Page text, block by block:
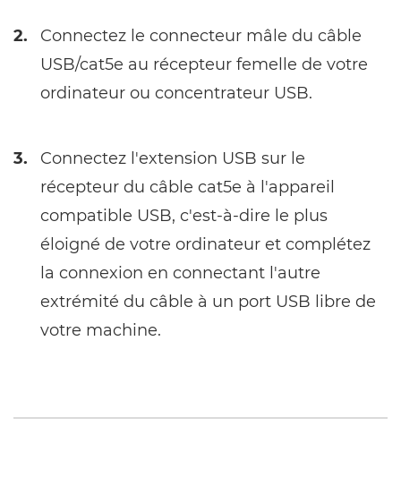
2.
Connectez le connecteur mâle du câble
USB/cat5e au récepteur femelle de votre
ordinateur ou concentrateur USB.
3.
Connectez l'extension USB sur le
récepteur du câble cat5e à l'appareil
compatible USB, c'est-à-dire le plus
éloigné de votre ordinateur et complétez
la connexion en connectant l'autre
extrémité du câble à un port USB libre de
votre machine.